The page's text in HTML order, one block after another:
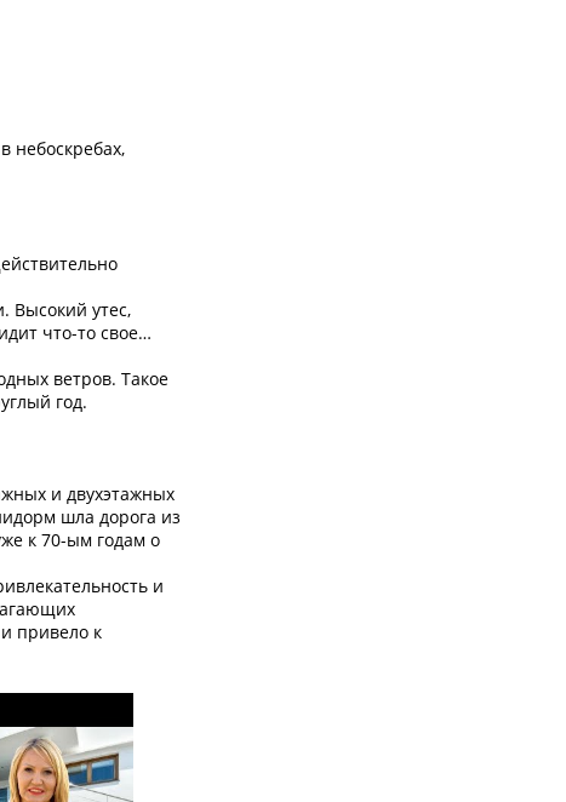
небоскребах,
Высокий утес,
что-то свое…
ветров. Такое
год.
и двухэтажных
шла дорога из
к 70-ым годам о
и
привело к